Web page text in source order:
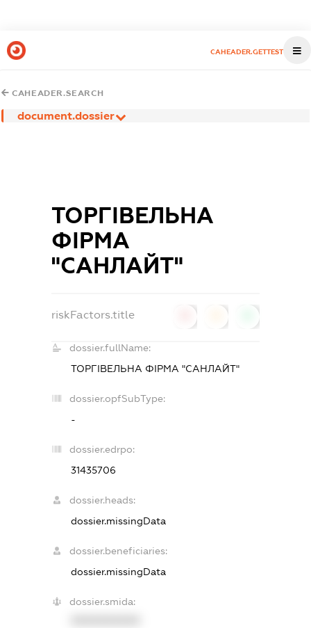
CAHEADER.GETTEST
CAHEADER.SEARCH
document.dossier
ТОРГІВЕЛЬНА
ФІРМА
"САНЛАЙТ"
riskFactors.title
dossier.fullName:
ТОРГІВЕЛЬНА ФІРМА "САНЛАЙТ"
dossier.opfSubType:
-
dossier.edrpo:
31435706
dossier.heads:
dossier.missingData
dossier.beneficiaries:
dossier.missingData
dossier.smida: